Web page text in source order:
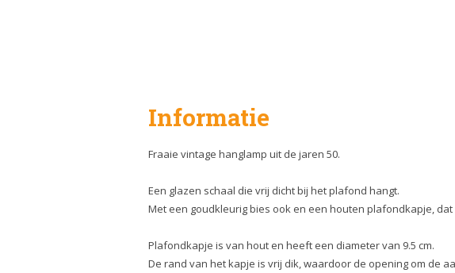
Informatie
Fraaie vintage hanglamp uit de jaren 50.
Een glazen schaal die vrij dicht bij het plafond hangt.
Met een goudkleurig bies ook en een houten plafondkapje,
Plafondkapje is van hout en heeft een diameter van 9.5 cm.
De rand van het kapje is vrij dik, waardoor de opening om de